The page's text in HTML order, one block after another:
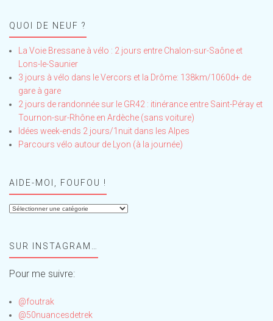
QUOI DE NEUF ?
La Voie Bressane à vélo : 2 jours entre Chalon-sur-Saône et
Lons-le-Saunier
3 jours à vélo dans le Vercors et la Drôme: 138km/1060d+ de
gare à gare
2 jours de randonnée sur le GR42 : itinérance entre Saint-Péray et
Tournon-sur-Rhône en Ardèche (sans voiture)
Idées week-ends 2 jours/1nuit dans les Alpes
Parcours vélo autour de Lyon (à la journée)
AIDE-MOI, FOUFOU !
Aide-
!SUR INSTAGRAM…
Pour me suivre:
@foutrak
@50nuancesdetrek